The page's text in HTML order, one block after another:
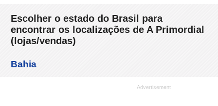
Escolher o estado do Brasil para
encontrar os localizações de A Primordial
(lojas/vendas)
Bahia